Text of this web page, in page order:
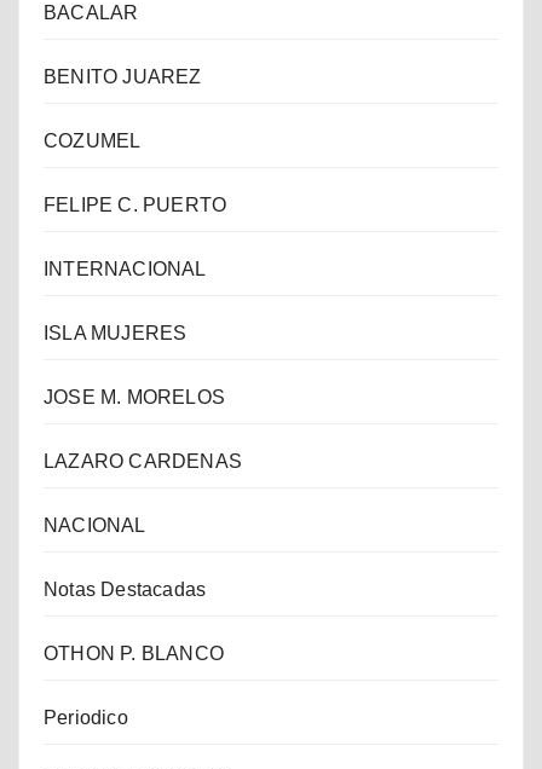
BACALAR
BENITO JUAREZ
COZUMEL
FELIPE C. PUERTO
INTERNACIONAL
ISLA MUJERES
JOSE M. MORELOS
LAZARO CARDENAS
NACIONAL
Notas Destacadas
OTHON P. BLANCO
Periodico